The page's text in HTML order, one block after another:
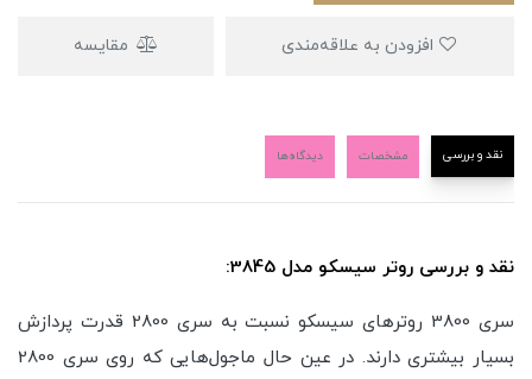
مقایسه
نقد و بررسی مشخصات دیدگاه‌ها
نقد و بررسی روتر سیسکو مدل 3845:
سری 3800 روترهای سیسکو نسبت به سری 2800 قدرت پردازش
بسیار بیشتری دارند. در عین حال ماجول‌هایی که روی سری 2800